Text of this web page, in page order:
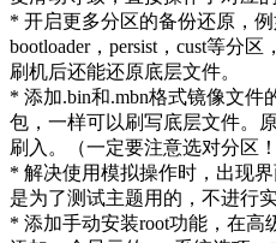
* 开启更多分区的备份还原，例
bootloader，persist，cust等分
刷机后还能还原底层文件。
* 添加.bin和.mbn格式镜像文件
包，一样可以刷写底层文件。
刷入。（一定要注意选对分区！
* 解决使用模拟操作时，出现
是为了测试主题用的，不进行
* 添加手动安装root功能，在高